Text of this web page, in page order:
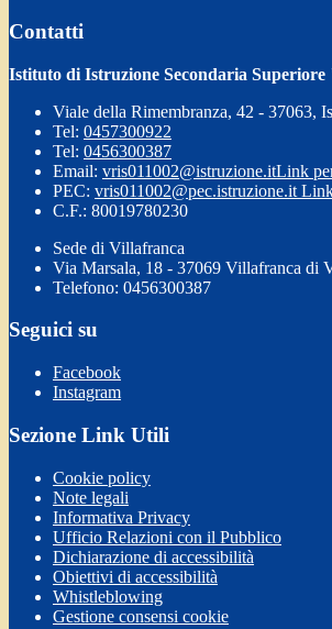
Contatti
Istituto di Istruzione Secondaria
Viale della Rimembranza, 42 - 37063,
Tel: 0457300922
Tel: 0456300387
Email: vris011002@istruzione.itLink
PEC: vris011002@pec.istruzione.it
C.F.: 80019780230
Sede di Villafranca
Via Marsala, 18 - 37069 Villafranca di
Telefono: 0456300387
Seguici su
Facebook
Instagram
Sezione Link Utili
Cookie policy
Note legali
Informativa Privacy
Ufficio Relazioni con il Pubblico
Dichiarazione di accessibilità
Obiettivi di accessibilità
Whistleblowing
Gestione consensi cookie